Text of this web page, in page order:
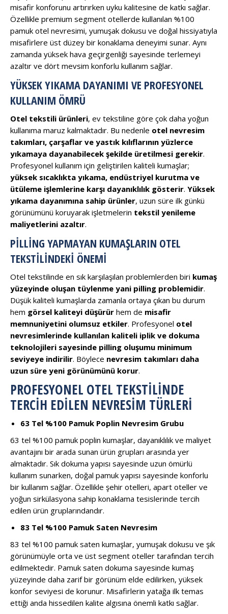
misafir konforunu artırırken uyku kalitesine de katkı sağlar.
Özellikle premium segment otellerde kullanılan %100
pamuk otel nevresimi, yumuşak dokusu ve doğal hissiyatıyla
misafirlere üst düzey bir konaklama deneyimi sunar. Aynı
zamanda yüksek hava geçirgenliği sayesinde terlemeyi
azaltır ve dört mevsim konforlu kullanım sağlar.
YÜKSEK YIKAMA DAYANIMI VE PROFESYONEL
KULLANIM ÖMRÜ
Otel tekstili ürünleri, ev tekstiline göre çok daha yoğun
kullanıma maruz kalmaktadır. Bu nedenle otel nevresim
takımları, çarşaflar ve yastık kılıflarının yüzlerce
yıkamaya dayanabilecek şekilde üretilmesi gerekir.
Profesyonel kullanım için geliştirilen kaliteli kumaşlar;
yüksek sıcaklıkta yıkama, endüstriyel kurutma ve
ütüleme işlemlerine karşı dayanıklılık gösterir. Yüksek
yıkama dayanımına sahip ürünler, uzun süre ilk günkü
görünümünü koruyarak işletmelerin tekstil yenileme
maliyetlerini azaltır.
PILLING YAPMAYAN KUMAŞLARIN OTEL
TEKSTILINDEKI ÖNEMI
Otel tekstilinde en sık karşılaşılan problemlerden biri kumaş
yüzeyinde oluşan tüylenme yani pilling problemidir.
Düşük kaliteli kumaşlarda zamanla ortaya çıkan bu durum
hem görsel kaliteyi düşürür hem de misafir
memnuniyetini olumsuz etkiler. Profesyonel otel
nevresimlerinde kullanılan kaliteli iplik ve dokuma
teknolojileri sayesinde pilling oluşumu minimum
seviyeye indirilir. Böylece nevresim takımları daha
uzun süre yeni görünümünü korur.
PROFESYONEL OTEL TEKSTILINDE
TERCIH EDILEN NEVRESIM TÜRLERI
63 Tel %100 Pamuk Poplin Nevresim Grubu
63 tel %100 pamuk poplin kumaşlar, dayanıklılık ve maliyet
avantajını bir arada sunan ürün grupları arasında yer
almaktadır. Sık dokuma yapısı sayesinde uzun ömürlü
kullanım sunarken, doğal pamuk yapısı sayesinde konforlu
bir kullanım sağlar. Özellikle şehir otelleri, apart oteller ve
yoğun sirkülasyona sahip konaklama tesislerinde tercih
edilen ürün gruplarındandır.
83 Tel %100 Pamuk Saten Nevresim
83 tel %100 pamuk saten kumaşlar, yumuşak dokusu ve şık
görünümüyle orta ve üst segment oteller tarafından tercih
edilmektedir. Pamuk saten dokuma sayesinde kumaş
yüzeyinde daha zarif bir görünüm elde edilirken, yüksek
konfor seviyesi de korunur. Misafirlerin yatağa ilk temas
ettiği anda hissedilen kalite algısına önemli katkı sağlar.